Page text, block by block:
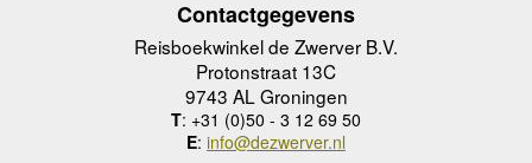
Contactgegevens
Reisboekwinkel de Zwerver B.V.
Protonstraat 13C
9743 AL Groningen
T: +31 (0)50 - 3 12 69 50
E: info@dezwerver.nl